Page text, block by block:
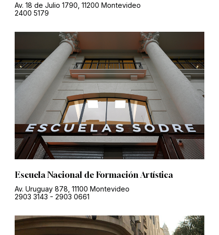
Av. 18 de Julio 1790, 11200 Montevideo
2400 5179
Escuela Nacional de Formación Artística
Av. Uruguay 878, 11100 Montevideo
2903 3143 - 2903 0661